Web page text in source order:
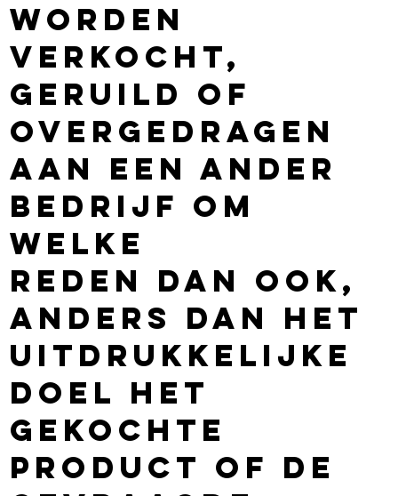
worden
verkocht,
geruild of
overgedragen
aan een ander
bedrijf om
welke
reden dan ook,
anders dan het
uitdrukkelijke
doel het
gekochte
product of de